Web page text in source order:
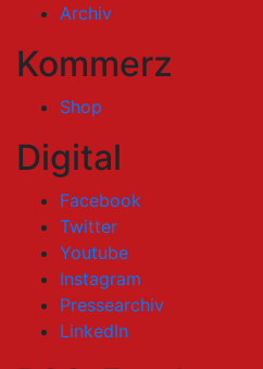
Archiv
Kommerz
Shop
Digital
Facebook
Twitter
Youtube
Instagram
Pressearchiv
LinkedIn